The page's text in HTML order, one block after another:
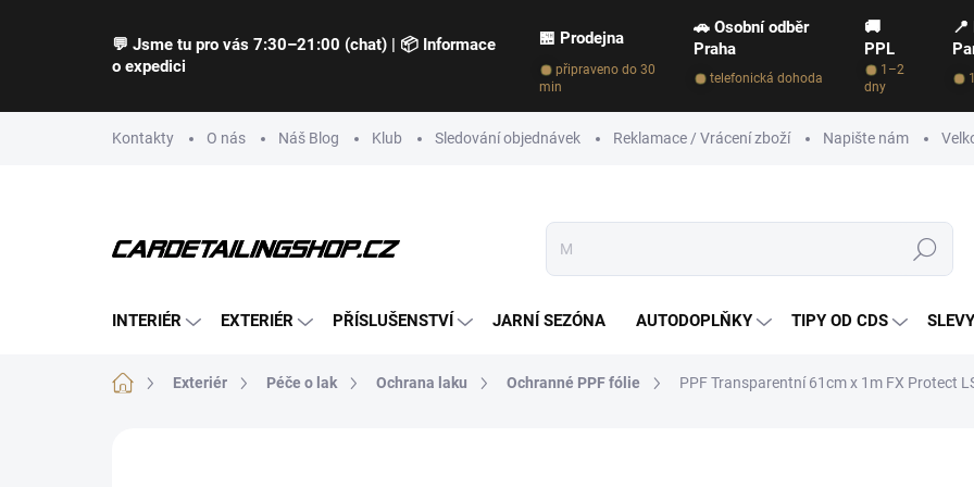
💬 Jsme tu pro vás 7:30–21:00 (chat) | 📦 Informace
o expedici
🏪 Prodejna
🚗 Osobní odběr
Praha
🚚
PPL
📍
připraveno do 30
min
telefonická dohoda
1–2
dny
Kontakty O nás Náš Blog Klub Sledování objednávek Reklamace / Vrácení zboží Napište nám
Hledat
INTERIÉR EXTERIÉR PŘÍSLUŠENSTVÍ JARNÍ SEZÓNA AUTODOPLŇKY TIPY OD CDS
Domů Exteriér Péče o lak Ochrana laku Ochranné PPF fólie PPF Transparentní 61cm x 1m FX Protect